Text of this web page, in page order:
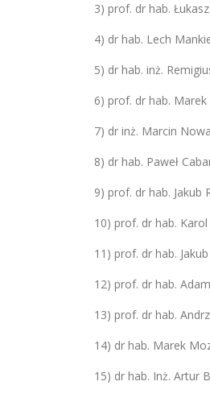
3) prof. dr hab.
4) dr hab. Lech
5) dr hab. inż.
6) prof. dr hab.
7) dr inż. Marcin
8) dr hab. Paweł
9) prof. dr hab. Jakub
10) prof. dr hab.
11) prof. dr hab.
12) prof. dr hab.
13) prof. dr hab.
14) dr hab. Marek
15) dr hab. Inż. Artur